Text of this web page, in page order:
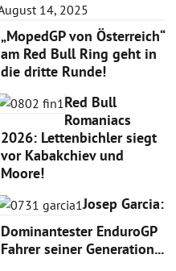
„MopedGP von Österreich“
am Red Bull Ring geht in
die dritte Runde!
Red Bull
Romaniacs
2026: Lettenbichler siegt
vor Kabakchiev und
Moore!
Josep Garcia:
Dominantester EnduroGP
Fahrer seiner Generation...